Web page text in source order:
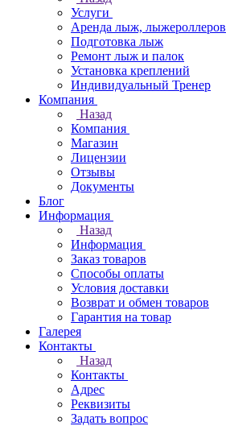
Услуги
Аренда лыж, лыжероллеров
Подготовка лыж
Ремонт лыж и палок
Установка креплений
Индивидуальный Тренер
Компания
Назад
Компания
Магазин
Лицензии
Отзывы
Документы
Блог
Информация
Назад
Информация
Заказ товаров
Способы оплаты
Условия доставки
Возврат и обмен товаров
Гарантия на товар
Галерея
Контакты
Назад
Контакты
Адрес
Реквизиты
Задать вопрос